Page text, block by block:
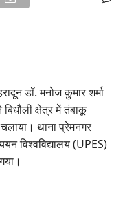
डॉ. मनोज कुमार शर्मा
क्षेत्र में तंबाकू
थाना प्रेमनगर
विश्वविद्यालय (UPES)